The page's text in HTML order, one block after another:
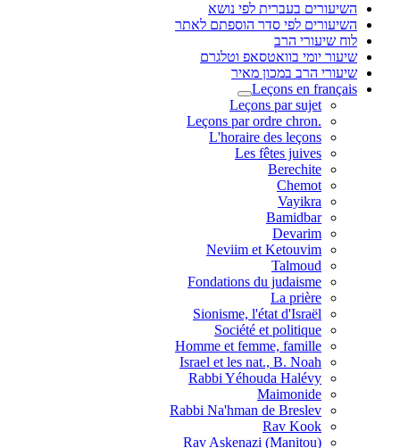
השיעורים בעברית לפי נושא
השיעורים לפי סדר הוספתם לאתר
לוח שיעורי הרב
שיעור יומי בוואטסאפ וטלגרם
שיעורי הרב במכון מאיר
Leçons en français
Leçons par sujet
.Leçons par ordre chron
L'horaire des leçons
Les fêtes juives
Berechite
Chemot
Vayikra
Bamidbar
Devarim
Neviim et Ketouvim
Talmoud
Fondations du judaisme
La prière
Sionisme, l'état d'Israël
Société et politique
Homme et femme, famille
Israel et les nat., B. Noah
Rabbi Yéhouda Halévy
Maimonide
Rabbi Na'hman de Breslev
Rav Kook
(Rav Askenazi (Manitou